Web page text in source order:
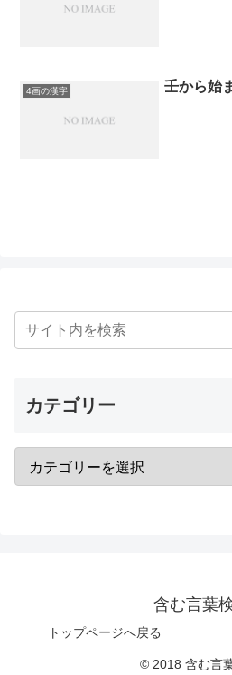
4画の漢字 壬から始
カテゴリー
含む言葉
トップページへ戻る
© 2018 含む言